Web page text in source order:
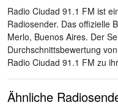
Radio Ciudad 91.1 FM ist
Radiosender. Das offizielle
Merlo, Buenos Aires. Der
Durchschnittsbewertung
Radio Ciudad 91.1 FM zu
Ähnliche